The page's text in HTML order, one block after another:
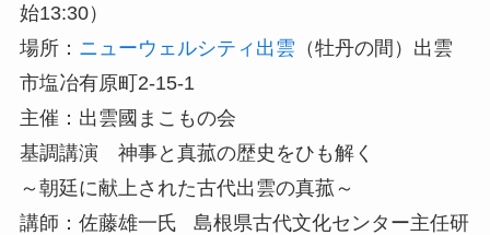
始13:30）
場所： ニューウェルシティ出雲 （牡丹の間）出雲
市塩冶有原町2-15-1
主催：出雲國まこもの会
基調講演 神事と真菰の歴史をひも解く
～朝廷に献上された古代出雲の真菰～
講師：佐藤雄一氏 島根県古代文化センター主任研